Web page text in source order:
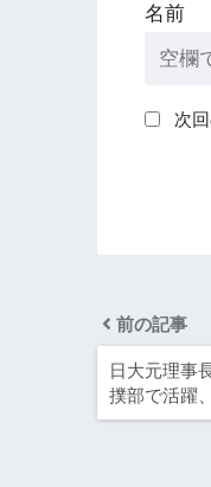
名前
次
前の記事
日大元理事
撲部で活躍